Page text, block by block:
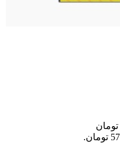
قیمت اصلی: 600,000 تومان